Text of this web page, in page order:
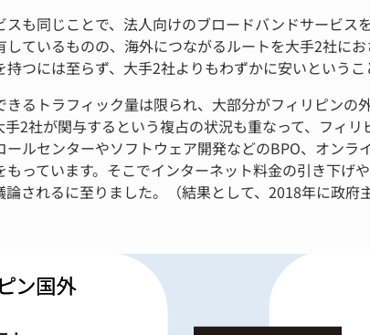
スも同じことで、法人向けのブロードバンドサービ
しているものの、海外につながるルートを大手2社に
つには至らず、大手2社よりもわずかに安いというこ
きるトラフィック量は限られ、大部分がフィリピン
2社が関与するという複占の状況も重なって、フィ
ールセンターやソフトウェア開発などのBPO、オン
っています。そこでインターネット料金の引き下
されるに至りました。（結果として、2018年に政